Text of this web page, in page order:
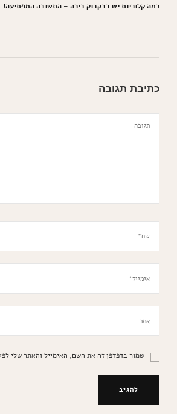
כמה קלוריות יש בבקבוק בירה – התשובה המפתיעה!
כתיבת תגובה
שמור בדפדפן זה את השם, האימייל והאתר שלי